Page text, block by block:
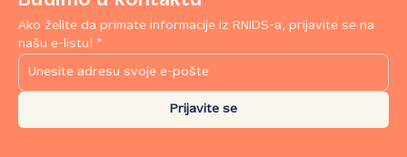
Ako želite da primate informacije iz RNIDS-a, prijavite se na
našu e-listu! *
Prijavite se